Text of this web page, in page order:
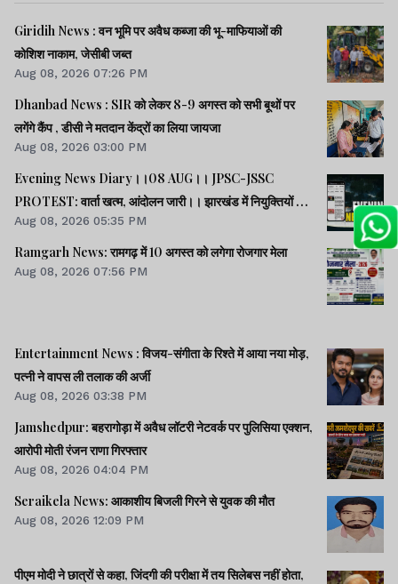
Giridih News : वन भूमि पर अवैध कब्जा की भू-माफियाओं की
कोशिश नाकाम, जेसीबी जब्त
Aug 08, 2026 07:26 PM
Dhanbad News : SIR को लेकर 8-9 अगस्त को सभी बूथों पर
लगेंगे कैंप , डीसी ने मतदान केंद्रों का लिया जायजा
Aug 08, 2026 03:00 PM
Evening News Diary।।08 AUG।। JPSC-JSSC
PROTEST: वार्ता खत्म, आंदोलन जारी।। झारखंड में नियुक्तियों में
भ्रष्टाचार-01: विधानसभा से हुई शुरूआत।। महिला आरक्षण कानून
लागू में देर क्यों -राहुल।। समेत अन्य खबरें व वीडियो।।
Aug 08, 2026 05:35 PM
Ramgarh News: रामगढ़ में 10 अगस्त को लगेगा रोजगार मेला
Aug 08, 2026 07:56 PM
Entertainment News : विजय-संगीता के रिश्ते में आया नया मोड़,
पत्नी ने वापस ली तलाक की अर्जी
Aug 08, 2026 03:38 PM
Jamshedpur: बहरागोड़ा में अवैध लॉटरी नेटवर्क पर पुलिसिया एक्शन,
आरोपी मोती रंजन राणा गिरफ्तार
Aug 08, 2026 04:04 PM
Seraikela News: आकाशीय बिजली गिरने से युवक की मौत
Aug 08, 2026 12:09 PM
पीएम मोदी ने छात्रों से कहा, जिंदगी की परीक्षा में तय सिलेबस नहीं होता,